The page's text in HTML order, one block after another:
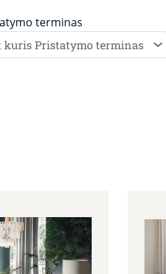
terminas